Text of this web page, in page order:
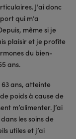
J’ai donc
qui m’a
même si je
plaisir et je profite
du bien-
ans.
63 ans, atteinte
poids à cause de
m’alimenter. J’ai
les soins de
utiles et j’ai